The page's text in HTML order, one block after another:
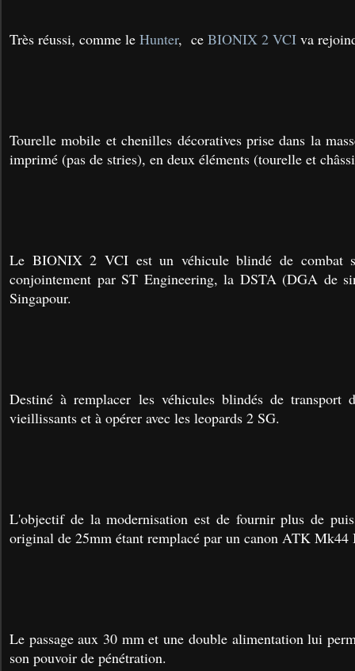
Très réussi, comme le Hunter, ce BIONIX 2 VCI va
Tourelle mobile et chenilles décoratives prise dans la
imprimé (pas de stries), en deux éléments (tourelle et
Le BIONIX 2 VCI est un véhicule blindé de combat
conjointement par ST Engineering, la DSTA (DGA de
Singapour.
Destiné à remplacer les véhicules blindés de transport
vieillissants et à opérer avec les leopards 2 SG.
L'objectif de la modernisation est de fournir plus de
original de 25mm étant remplacé par un canon ATK Mk44
Le passage aux 30 mm et une double alimentation lui
son pouvoir de pénétration.